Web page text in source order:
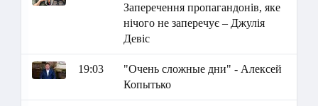
Заперечення пропагандонів, яке
нічого не заперечує – Джулія
Девіс
19:03
"Очень сложные дни" - Алексей
Копытько